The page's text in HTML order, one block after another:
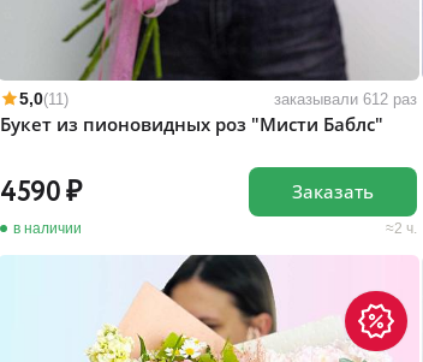
5,0(11) заказывали 612 раз
Букет из пионовидных роз "Мисти Баблс"
4590
в наличии 2 ч.
Заказать